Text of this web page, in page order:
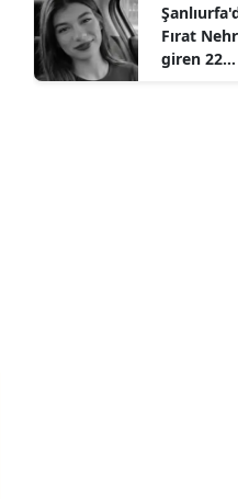
hayat
Feyza
diziden
Fırat
giren 22